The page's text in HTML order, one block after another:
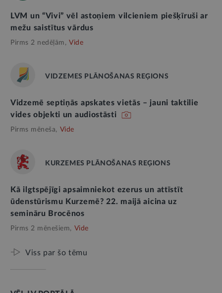
LVM un “Vivi” vēl astoņiem vilcieniem piešķīruši ar
mežu saistītus vārdus
Pirms 2 nedēļām, Vide
VIDZEMES PLĀNOŠANAS REĢIONS
Vidzemē septiņās apskates vietās – jauni taktilie
vides objekti un audiostāsti
Pirms mēneša, Vide
KURZEMES PLĀNOŠANAS REĢIONS
Kā ilgtspējīgi apsaimniekot ezerus un attīstīt
ūdenstūrismu Kurzemē? 22. maijā aicina uz
semināru Brocēnos
Pirms 2 mēnešiem, Vide
Viss par šo tēmu